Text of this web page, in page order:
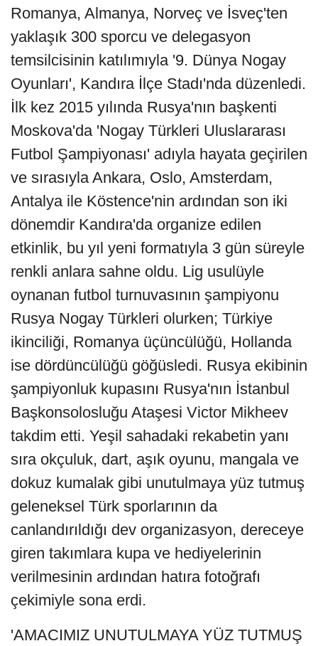
Romanya, Almanya, Norveç ve İsveç'ten
yaklaşık 300 sporcu ve delegasyon
temsilcisinin katılımıyla '9. Dünya Nogay
Oyunları', Kandıra İlçe Stadı'nda düzenledi.
İlk kez 2015 yılında Rusya'nın başkenti
Moskova'da 'Nogay Türkleri Uluslararası
Futbol Şampiyonası' adıyla hayata geçirilen
ve sırasıyla Ankara, Oslo, Amsterdam,
Antalya ile Köstence'nin ardından son iki
dönemdir Kandıra'da organize edilen
etkinlik, bu yıl yeni formatıyla 3 gün süreyle
renkli anlara sahne oldu. Lig usulüyle
oynanan futbol turnuvasının şampiyonu
Rusya Nogay Türkleri olurken; Türkiye
ikinciliği, Romanya üçüncülüğü, Hollanda
ise dördüncülüğü göğüsledi. Rusya ekibinin
şampiyonluk kupasını Rusya'nın İstanbul
Başkonsolosluğu Ataşesi Victor Mikheev
takdim etti. Yeşil sahadaki rekabetin yanı
sıra okçuluk, dart, aşık oyunu, mangala ve
dokuz kumalak gibi unutulmaya yüz tutmuş
geleneksel Türk sporlarının da
canlandırıldığı dev organizasyon, dereceye
giren takımlara kupa ve hediyelerinin
verilmesinin ardından hatıra fotoğrafı
çekimiyle sona erdi.
'AMACIMIZ UNUTULMAYA YÜZ TUTMUŞ